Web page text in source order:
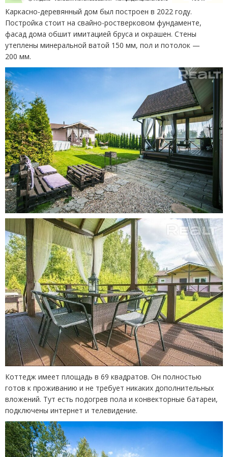
Каркасно-деревянный дом был построен в 2022 году.
Постройка стоит на свайно-ростверковом фундаменте,
фасад дома обшит имитацией бруса и окрашен. Стены
утеплены минеральной ватой 150 мм, пол и потолок —
200 мм.
Коттедж имеет площадь в 69 квадратов. Он полностью
готов к проживанию и не требует никаких дополнительных
вложений. Тут есть подогрев пола и конвекторные батареи,
подключены интернет и телевидение.